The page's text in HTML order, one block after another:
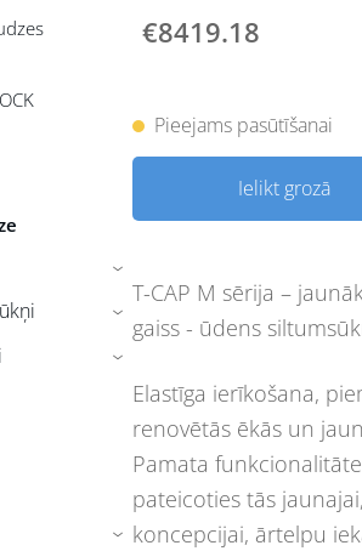
›
›
›
›
€8419.18
Pieejams pasūtīšanai
Ielikt grozā
T-CAP M sērija –
gaiss - ūdens
Elastīga ierīkošana,
renovētās ēkās un
Pamata
pateicoties tās
koncepcijai, ārtelpu